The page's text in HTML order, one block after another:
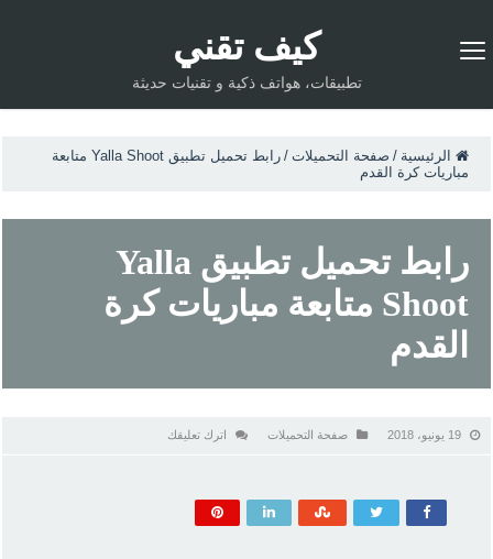
كيف تقني
تطبيقات، هواتف ذكية و تقنيات حديثة
الرئيسية / صفحة التحميلات /
رابط تحميل تطبيق Yalla Shoot متابعة
مباريات كرة القدم
رابط تحميل تطبيق Yalla
Shoot متابعة مباريات كرة
القدم
19 يونيو، 2018 صفحة التحميلات اترك تعليقك